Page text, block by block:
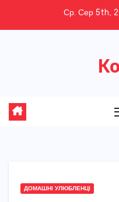
Ср. Сер 5th,
ДОМАШНІ УЛЮБЛЕНЦІ